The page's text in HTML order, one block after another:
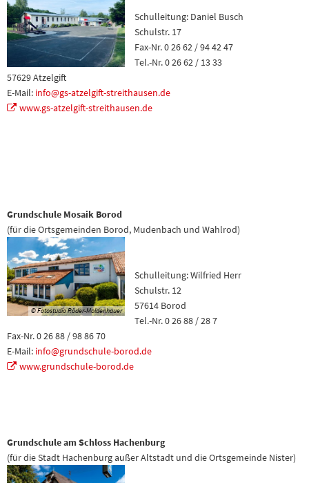
Schulleitung: Daniel Busch
Schulstr. 17
Fax-Nr. 0 26 62 / 94 42 47
Tel.-Nr. 0 26 62 / 13 33
57629 Atzelgift
E-Mail: info@gs-atzelgift-streithausen.de
www.gs-atzelgift-streithausen.de
Grundschule Mosaik Borod
(für die Ortsgemeinden Borod, Mudenbach und Wahlrod)
© Fotostudio Röder-Moldenhauer
Schulleitung: Wilfried Herr
Schulstr. 12
57614 Borod
Tel.-Nr. 0 26 88 / 28 7
Fax-Nr. 0 26 88 / 98 86 70
E-Mail: info@grundschule-borod.de
www.grundschule-borod.de
Grundschule am Schloss Hachenburg
(für die Stadt Hachenburg außer Altstadt und die Ortsgemeinde Nister)